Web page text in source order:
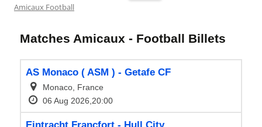
Amicaux Football